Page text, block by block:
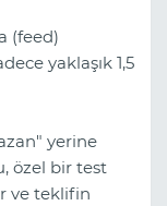
(feed)
yaklaşık 1,5
yerine
özel bir test
ve teklifin